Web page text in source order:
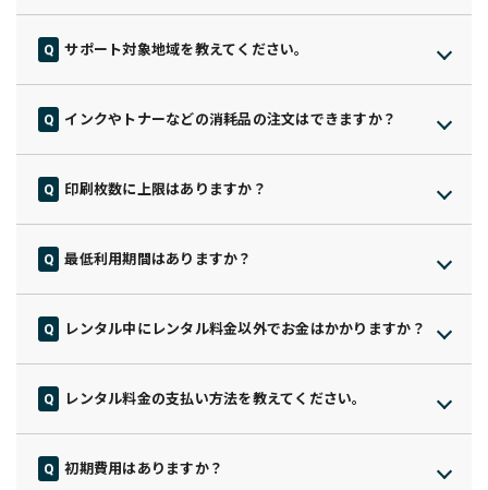
ート（オプション）・部品交換・本体交換など、最適な方法で
迅速に対応いたします。
「困ったらすぐ相談できる」体制を整えていますので、安心し
てご利用いただけます。
ています。
設定方法が分からない場合や不安な点があれば、いつでもカス
タマーサポートへご連絡ください。
サポート対象地域を教えてください。
ねる場合もございますので担当者にご確認くださいませ。
インクやトナーなどの消耗品の注文はできますか？
ので手間なくご利用いただけます。
印刷枚数に上限はありますか？
ざいます。そのために推奨枚数を記載していますので、ご確認
ください。
また、印刷量に応じて無駄なく選べるライトプランは印刷枚数
の上限が設定されているプランになります。印刷枚数に合わせ
てプランや台数をご検討ください。
最低利用期間はありますか？
短期間でのご利用をご希望の場合も、状況に応じたご提案が可
能ですので、まずはお気軽に担当者へご相談ください。
レンタル中にレンタル料金以外でお金はかかりますか？
はかかりません。
一部プランではインク・トナーの上限本数を超えた場合に追加
料金が発生することがありますが、その際は事前にしっかりと
ご説明いたしますので、安心してご検討ください。
レンタル料金の支払い方法を教えてください。
初期費用はありますか？